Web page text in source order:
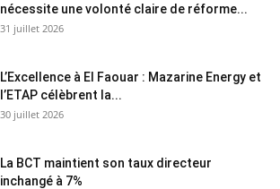
nécessite une volonté claire de réforme...
31 juillet 2026
L’Excellence à El Faouar : Mazarine Energy et
l’ETAP célèbrent la...
30 juillet 2026
La BCT maintient son taux directeur
inchangé à 7%